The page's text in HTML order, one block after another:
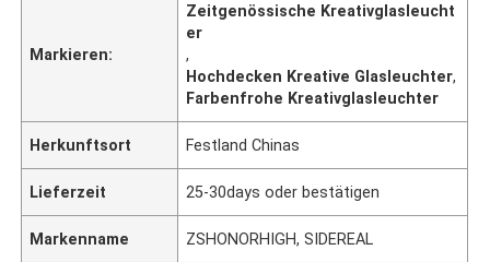
Markieren:
Zeitgenössische Kreativglasleucht
er
,
Hochdecken Kreative Glasleuchter,
Farbenfrohe Kreativglasleuchter
Herkunftsort Festland Chinas
Lieferzeit 25-30days oder bestätigen
Markenname ZSHONORHIGH, SIDEREAL